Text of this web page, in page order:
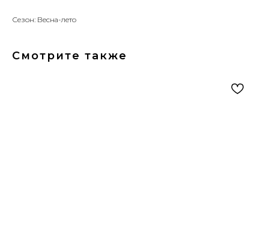
Сезон: Весна-лето
Смотрите также